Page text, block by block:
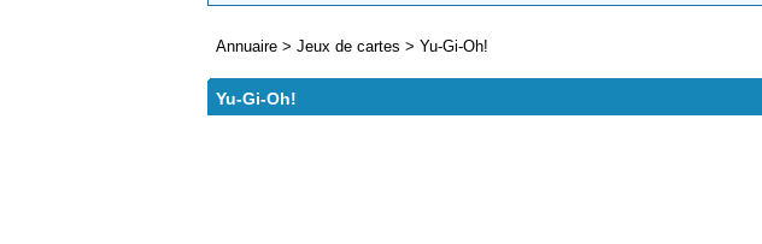
Annuaire > Jeux de cartes > Yu-Gi-Oh!
Yu-Gi-Oh!